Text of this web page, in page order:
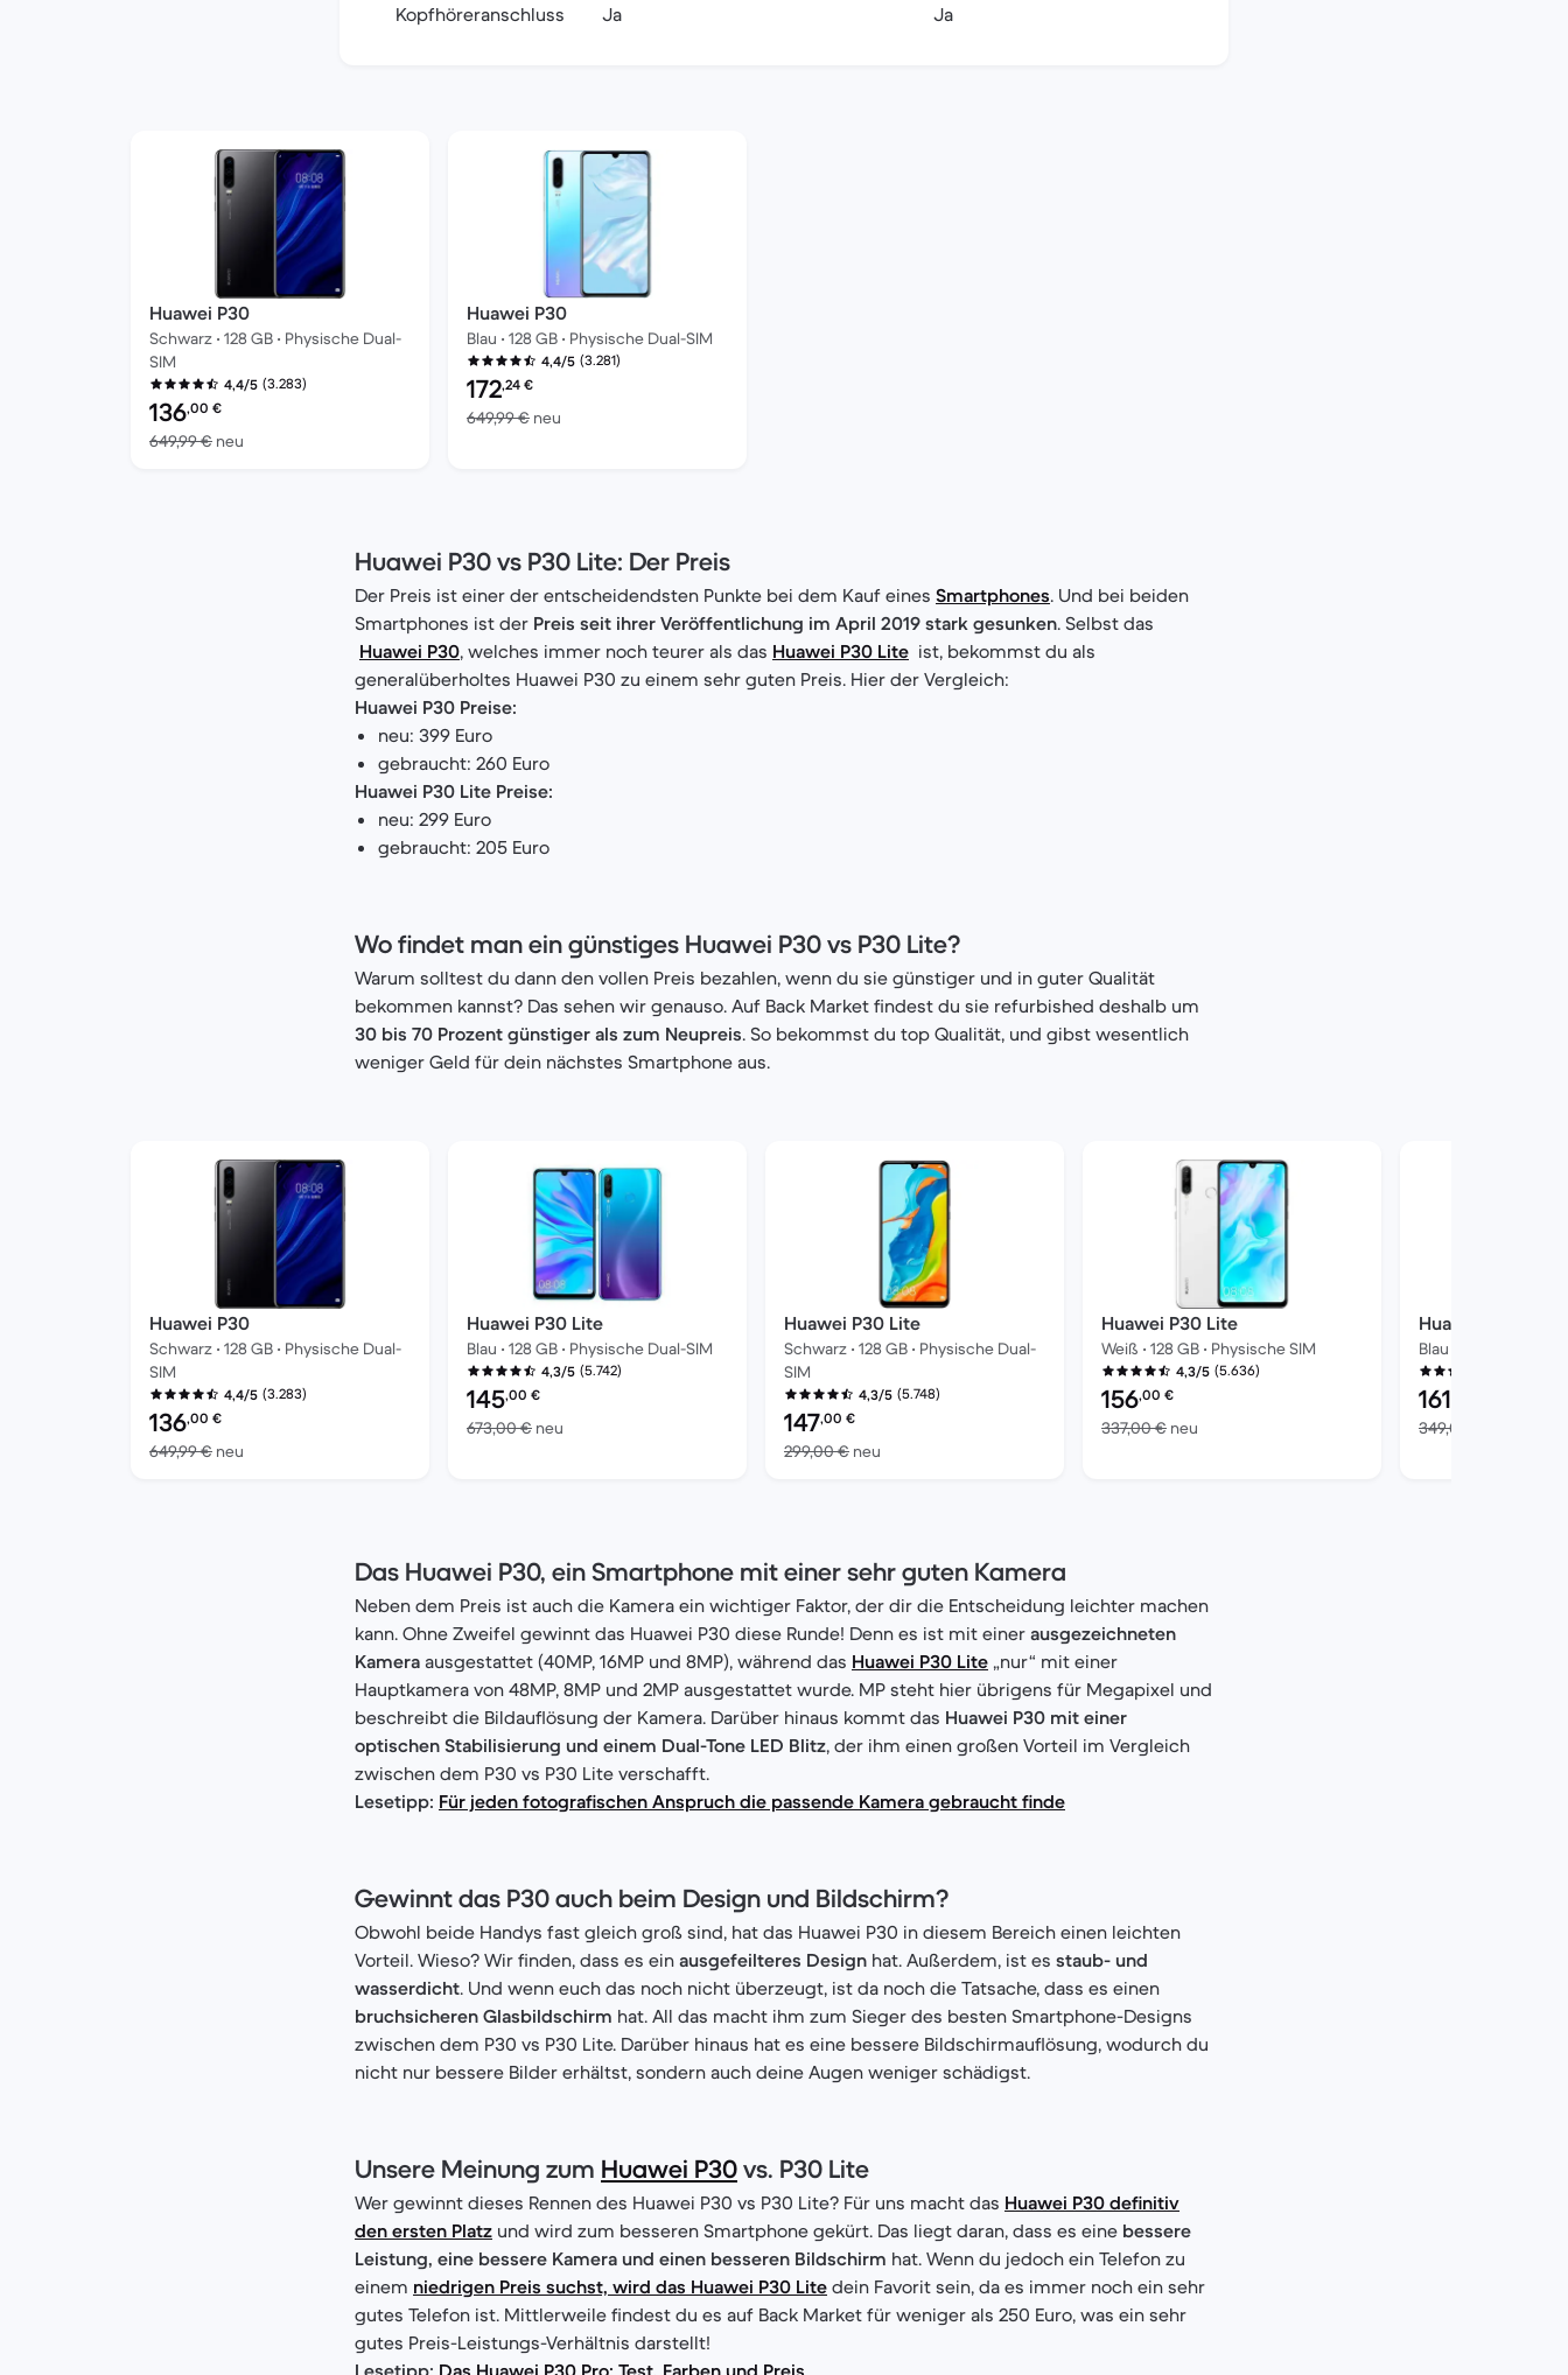
Kopfhöreranschluss Ja Ja
Huawei P30
Schwarz • 128 GB • Physische Dual-
SIM
4,4/5 (3.283)
Preis des erneuerten Produkts:
136,00 €
649,99 € neu
Huawei P30
Blau • 128 GB • Physische Dual-SIM
4,4/5 (3.281)
Preis des erneuerten Produkts:
172,24 €
649,99 € neu
Huawei P30 vs P30 Lite: Der Preis
Der Preis ist einer der entscheidendsten Punkte bei dem Kauf eines Smartphones. Und bei beiden
Smartphones ist der Preis seit ihrer Veröffentlichung im April 2019 stark gesunken. Selbst das
Huawei P30, welches immer noch teurer als das Huawei P30 Lite ist, bekommst du als
generalüberholtes Huawei P30 zu einem sehr guten Preis. Hier der Vergleich:
Huawei P30 Preise:
neu: 399 Euro
gebraucht: 260 Euro
Huawei P30 Lite Preise:
neu: 299 Euro
gebraucht: 205 Euro
Wo findet man ein günstiges Huawei P30 vs P30 Lite?
Warum solltest du dann den vollen Preis bezahlen, wenn du sie günstiger und in guter Qualität
bekommen kannst? Das sehen wir genauso. Auf Back Market findest du sie refurbished deshalb um
30 bis 70 Prozent günstiger als zum Neupreis. So bekommst du top Qualität, und gibst wesentlich
weniger Geld für dein nächstes Smartphone aus.
Huawei P30
Schwarz • 128 GB • Physische Dual-
SIM
4,4/5 (3.283)
Preis des erneuerten Produkts:
136,00 €
649,99 € neu
Huawei P30 Lite
Blau • 128 GB • Physische Dual-SIM
4,3/5 (5.742)
Preis des erneuerten Produkts:
145,00 €
673,00 € neu Im Vergleich zum Neupreis von 673,00 €
Huawei P30 Lite
Schwarz • 128 GB • Physische Dual-
SIM
4,3/5 (5.748)
Preis des erneuerten Produkts:
147,00 €
299,00 € neu
Huawei P30 Lite
Weiß • 128 GB • Physische SIM
4,3/5 (5.636)
Preis des erneuerten Produkts:
156,00 €
337,00 € neu Im Vergleich zum Neupreis von 337,00 €
Huawei P30 Lite
Blau • 256 GB •
Preis des
161
349,00 €
Das Huawei P30, ein Smartphone mit einer sehr guten Kamera
Neben dem Preis ist auch die Kamera ein wichtiger Faktor, der dir die Entscheidung leichter machen
kann. Ohne Zweifel gewinnt das Huawei P30 diese Runde! Denn es ist mit einer ausgezeichneten
Kamera ausgestattet (40MP, 16MP und 8MP), während das Huawei P30 Lite „nur“ mit einer
Hauptkamera von 48MP, 8MP und 2MP ausgestattet wurde. MP steht hier übrigens für Megapixel und
beschreibt die Bildauflösung der Kamera. Darüber hinaus kommt das Huawei P30 mit einer
optischen Stabilisierung und einem Dual-Tone LED Blitz, der ihm einen großen Vorteil im Vergleich
zwischen dem P30 vs P30 Lite verschafft.
Lesetipp: Für jeden fotografischen Anspruch die passende Kamera gebraucht finde
Gewinnt das P30 auch beim Design und Bildschirm?
Obwohl beide Handys fast gleich groß sind, hat das Huawei P30 in diesem Bereich einen leichten
Vorteil. Wieso? Wir finden, dass es ein ausgefeilteres Design hat. Außerdem, ist es staub- und
wasserdicht. Und wenn euch das noch nicht überzeugt, ist da noch die Tatsache, dass es einen
bruchsicheren Glasbildschirm hat. All das macht ihm zum Sieger des besten Smartphone-Designs
zwischen dem P30 vs P30 Lite. Darüber hinaus hat es eine bessere Bildschirmauflösung, wodurch du
nicht nur bessere Bilder erhältst, sondern auch deine Augen weniger schädigst.
Unsere Meinung zum Huawei P30vs. P30 Lite
Wer gewinnt dieses Rennen des Huawei P30 vs P30 Lite? Für uns macht das Huawei P30 definitiv
den ersten Platz und wird zum besseren Smartphone gekürt. Das liegt daran, dass es eine bessere
Leistung, eine bessere Kamera und einen besseren Bildschirm hat. Wenn du jedoch ein Telefon zu
einem niedrigen Preis suchst, wird das Huawei P30 Lite dein Favorit sein, da es immer noch ein sehr
gutes Telefon ist. Mittlerweile findest du es auf Back Market für weniger als 250 Euro, was ein sehr
gutes Preis-Leistungs-Verhältnis darstellt!
Lesetipp: Das Huawei P30 Pro: Test, Farben und Preis